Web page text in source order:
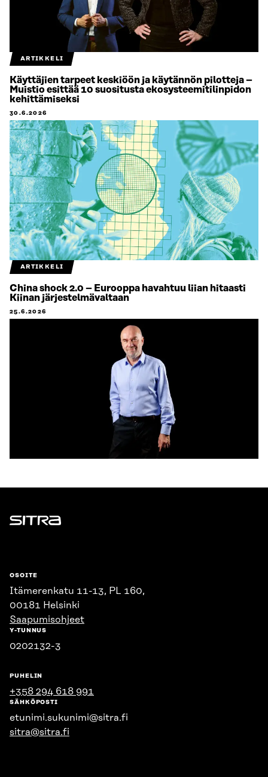
ARTIKKELI
Käyttäjien tarpeet keskiöön ja käytännön pilotteja –
Muistio esittää 10 suositusta ekosysteemitilinpidon
kehittämiseksi
30.6.2026
ARTIKKELI
China shock 2.0 – Eurooppa havahtuu liian hitaasti
Kiinan järjestelmävaltaan
25.6.2026
Sitra
OSOITE
Itämerenkatu 11-13, PL 160,
00181 Helsinki
Saapumisohjeet
Y-TUNNUS
0202132-3
PUHELIN
+358 294 618 991
SÄHKÖPOSTI
etunimi.sukunimi@sitra.fi
sitra@sitra.fi